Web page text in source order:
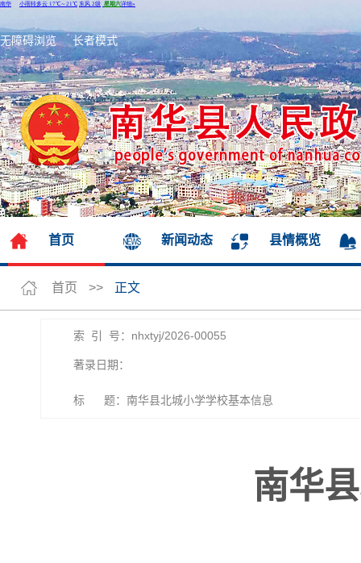
无障碍浏览 长者模式
首页 新闻动态 县情概览
首页 >> 正文
索 引 号：nhxtyj/2026-00055
著录日期：
标 题：南华县北城小学学校基本信息
南华